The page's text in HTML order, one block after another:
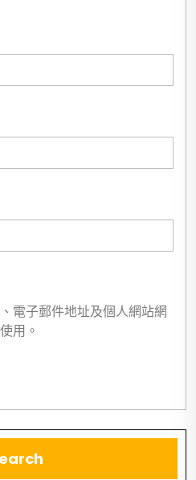
電子郵件地址及個人網站網
用。